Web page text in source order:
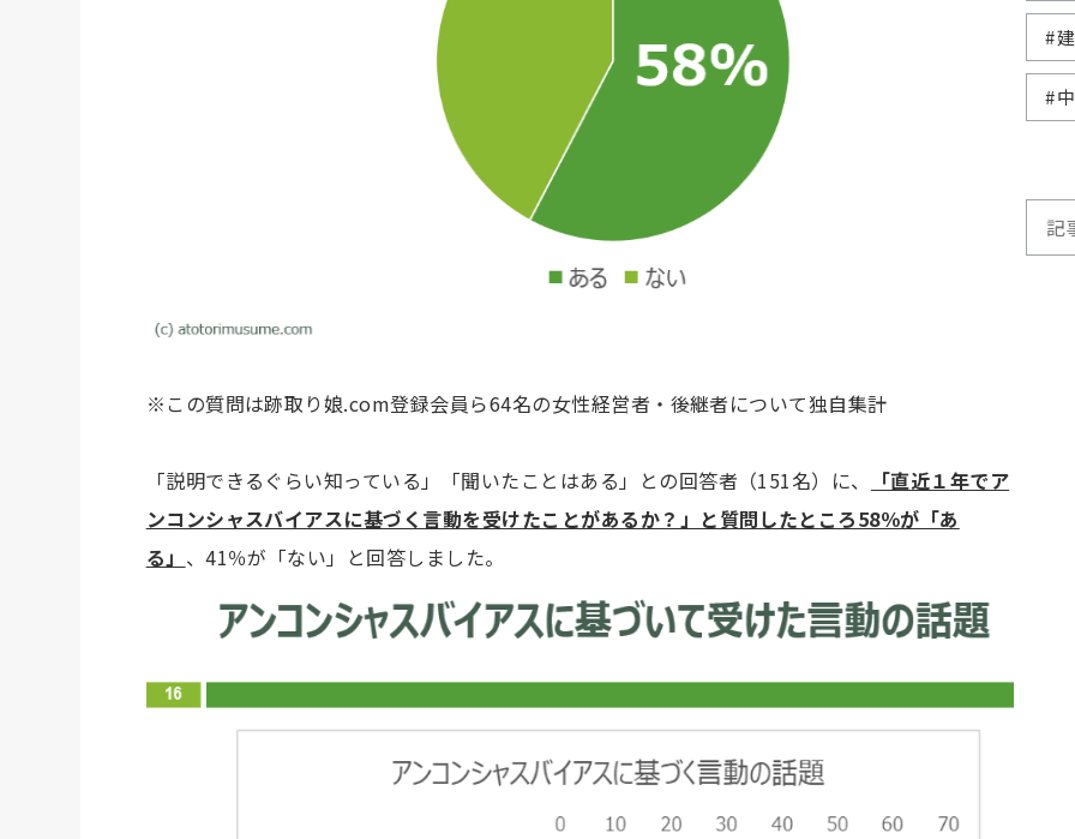
※この質問は跡取り娘.com登録会員ら64名の女性経営者・後継者について独自集計
「説明できるぐらい知っている」「聞いたことはある」との回答者（151名）に、
「直近１年でア
ンコンシャスバイアスに基づく言動を受けたことがあるか？」と質問したところ58％が「あ
る」 、41％が「ない」と回答しました。
#
#